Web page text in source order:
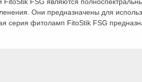
FitoStik FSG являются
Они предназначены для
серия фитоламп FitoStik FSG